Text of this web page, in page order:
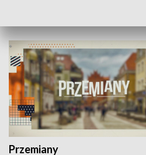
Przemiany